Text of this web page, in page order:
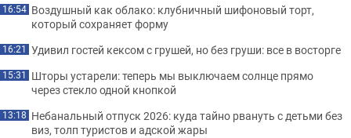
16:54 Воздушный как облако: клубничный шифоновый торт,
который сохраняет форму
16:21 Удивил гостей кексом с грушей, но без груши: все в восторге
15:31 Шторы устарели: теперь мы выключаем солнце прямо
через стекло одной кнопкой
13:18 Небанальный отпуск 2026: куда тайно рвануть с детьми без
виз, толп туристов и адской жары